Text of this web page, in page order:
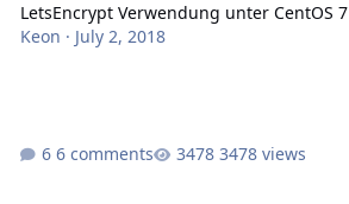
LetsEncrypt Verwendung unter CentOS 7
Keon · July 2, 2018
6 comments 3478 views